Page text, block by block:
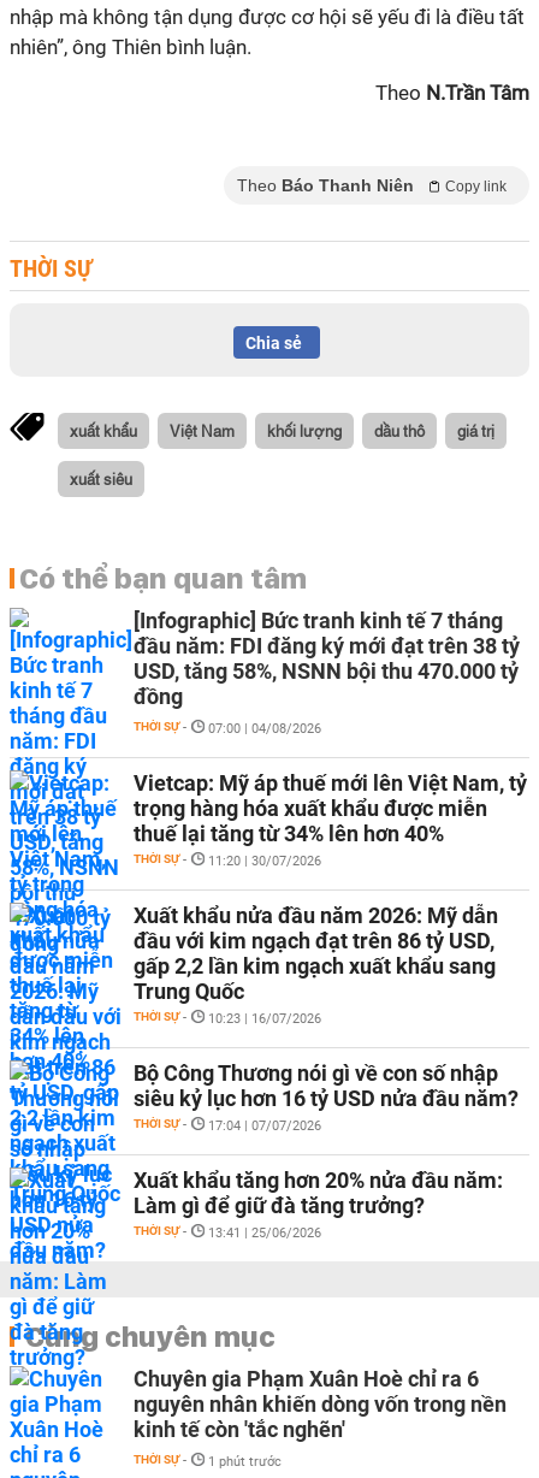
nhập mà không tận dụng được cơ hội sẽ yếu đi là điều tất
nhiên”, ông Thiên bình luận.
Theo N.Trần Tâm
Theo Báo Thanh Niên Copy link
THỜI SỰ
Chia sẻ
xuất khẩu Việt Nam khối lượng dầu thô giá trị
xuất siêu
Có thể bạn quan tâm
[Infographic] Bức tranh kinh tế 7 tháng
đầu năm: FDI đăng ký mới đạt trên 38 tỷ
USD, tăng 58%, NSNN bội thu 470.000 tỷ
đồng
THỜI SỰ - 07:00 | 04/08/2026
Vietcap: Mỹ áp thuế mới lên Việt Nam, tỷ
trọng hàng hóa xuất khẩu được miễn
thuế lại tăng từ 34% lên hơn 40%
THỜI SỰ - 11:20 | 30/07/2026
Xuất khẩu nửa đầu năm 2026: Mỹ dẫn
đầu với kim ngạch đạt trên 86 tỷ USD,
gấp 2,2 lần kim ngạch xuất khẩu sang
Trung Quốc
THỜI SỰ - 10:23 | 16/07/2026
Bộ Công Thương nói gì về con số nhập
siêu kỷ lục hơn 16 tỷ USD nửa đầu năm?
THỜI SỰ - 17:04 | 07/07/2026
Xuất khẩu tăng hơn 20% nửa đầu năm:
Làm gì để giữ đà tăng trưởng?
THỜI SỰ - 13:41 | 25/06/2026
Cùng chuyên mục
Chuyên gia Phạm Xuân Hoè chỉ ra 6
nguyên nhân khiến dòng vốn trong nền
kinh tế còn 'tắc nghẽn'
THỜI SỰ - 1 phút trước